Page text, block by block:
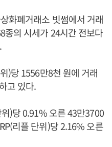
화폐거래소 빗썸에서 거래
종의 시세가 24시간 전보다
)당 1556만8천 원에 거래
고 있다.
)당 0.91% 오른 43만3700
리플 단위)당 2.16% 오른